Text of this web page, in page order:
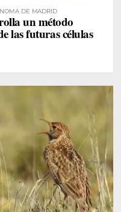
DE MADRID
un método
las futuras células